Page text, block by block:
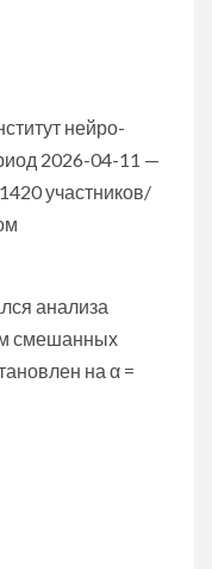
нейро-
2026-04-11 —
участников/
анализа
смешанных
на α =